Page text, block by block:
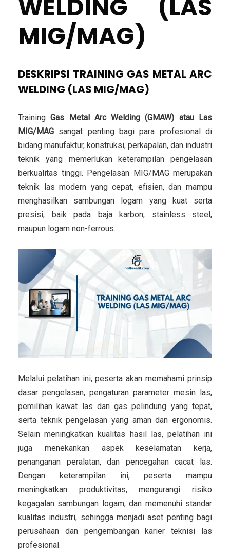
WELDING (LAS
MIG/MAG)
DESKRIPSI TRAINING GAS METAL ARC
WELDING (LAS MIG/MAG)
TrainingGas Metal Arc Welding (GMAW) atau Las
MIG/MAG sangat penting bagi para profesional di
bidang manufaktur, konstruksi, perkapalan, dan industri
teknik yang memerlukan keterampilan pengelasan
berkualitas tinggi. Pengelasan MIG/MAG merupakan
teknik las modern yang cepat, efisien, dan mampu
menghasilkan sambungan logam yang kuat serta
presisi, baik pada baja karbon, stainless steel,
maupun logam non-ferrous.
Melalui pelatihan ini, peserta akan memahami prinsip
dasar pengelasan, pengaturan parameter mesin las,
pemilihan kawat las dan gas pelindung yang tepat,
serta teknik pengelasan yang aman dan ergonomis.
Selain meningkatkan kualitas hasil las, pelatihan ini
juga menekankan aspek keselamatan kerja,
penanganan peralatan, dan pencegahan cacat las.
Dengan keterampilan ini, peserta mampu
meningkatkan produktivitas, mengurangi risiko
kegagalan sambungan logam, dan memenuhi standar
kualitas industri, sehingga menjadi aset penting bagi
perusahaan dan pengembangan karier teknisi las
profesional.